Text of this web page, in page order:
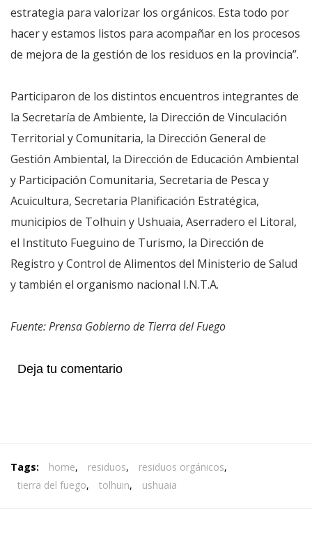
estrategia para valorizar los orgánicos. Esta todo por
hacer y estamos listos para acompañar en los procesos
de mejora de la gestión de los residuos en la provincia”.
Participaron de los distintos encuentros integrantes de
la Secretaría de Ambiente, la Dirección de Vinculación
Territorial y Comunitaria, la Dirección General de
Gestión Ambiental, la Dirección de Educación Ambiental
y Participación Comunitaria, Secretaria de Pesca y
Acuicultura, Secretaria Planificación Estratégica,
municipios de Tolhuin y Ushuaia, Aserradero el Litoral,
el Instituto Fueguino de Turismo, la Dirección de
Registro y Control de Alimentos del Ministerio de Salud
y también el organismo nacional I.N.T.A.
Fuente: Prensa Gobierno de Tierra del Fuego
Deja tu comentario
Tags: home, residuos, residuos orgánicos,
tierra del fuego, tolhuin, ushuaia